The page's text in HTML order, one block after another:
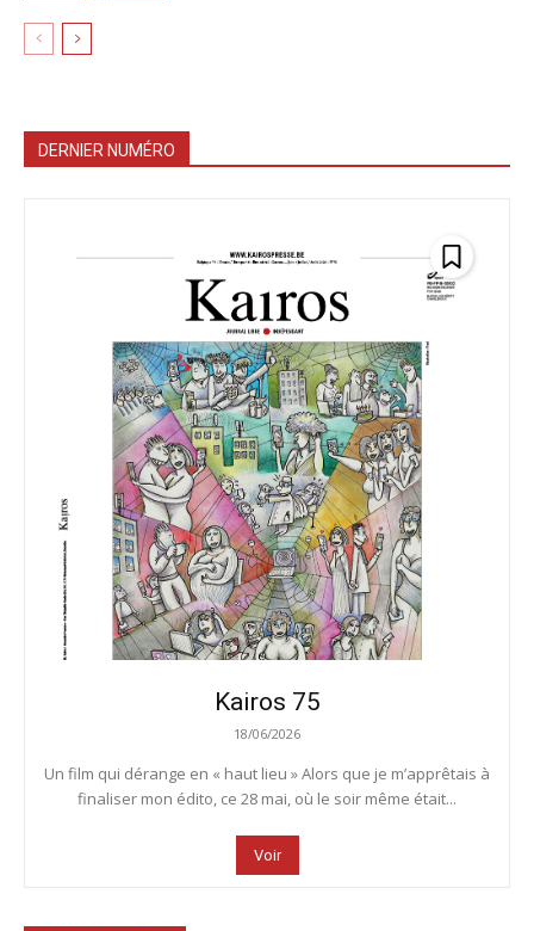
DERNIER NUMÉRO
Kairos 75
18/06/2026
Un film qui dérange en « haut lieu » Alors que je m’apprêtais à
finaliser mon édito, ce 28 mai, où le soir même était...
Voir